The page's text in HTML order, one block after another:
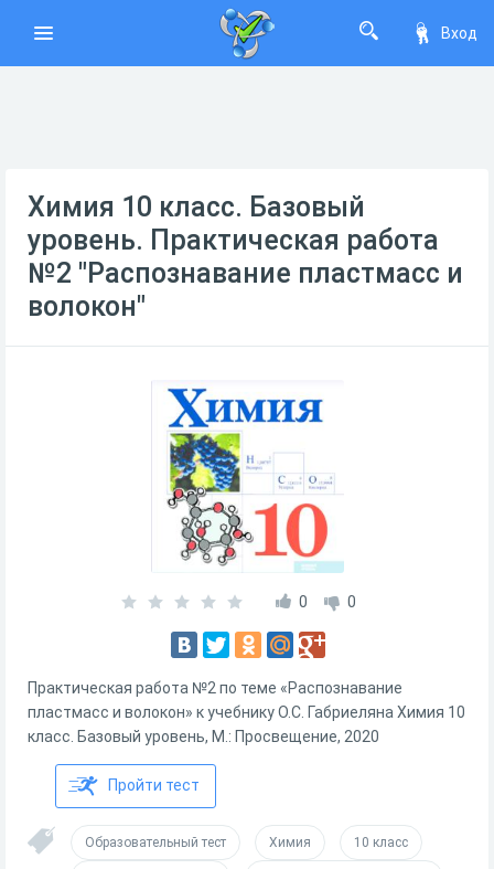
Вход
Химия 10 класс. Базовый
уровень. Практическая работа
№2 "Распознавание пластмасс и
волокон"
0 0
Практическая работа №2 по теме «Распознавание
пластмасс и волокон» к учебнику О.С. Габриеляна Химия 10
класс. Базовый уровень, М.: Просвещение, 2020
Пройти тест
Образовательный тест Химия 10 класс